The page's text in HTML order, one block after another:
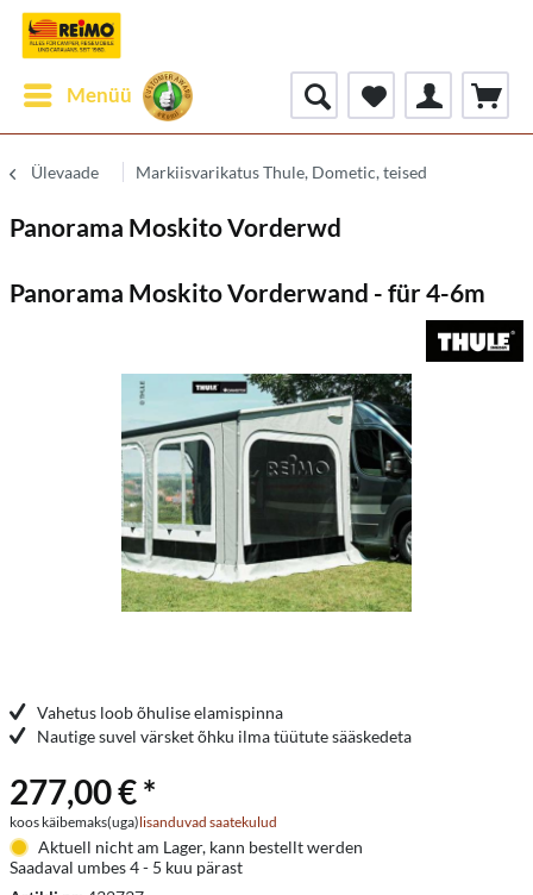
Menüü
Ülevaade Markiisvarikatus Thule, Dometic, teised
Panorama Moskito Vorderwd
Panorama Moskito Vorderwand - für 4-6m
Vahetus loob õhulise elamispinna
Nautige suvel värsket õhku ilma tüütute sääskedeta
277,00 € *
koos käibemaks(uga)lisanduvad saatekulud
Aktuell nicht am Lager, kann bestellt werden
Saadaval umbes 4 - 5 kuu pärast